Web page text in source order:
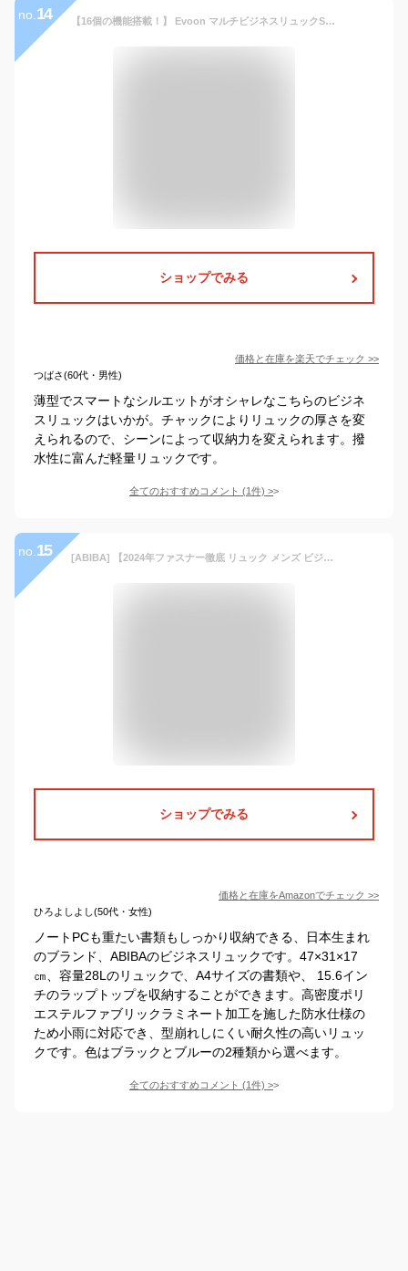
no. 14 【16個の機能搭載！】 Evoon マルチビジネスリュックSlim 薄型 ビジネスリュック 軽量 950g 15L~22L 多収納 多ポケット 多機能 拡張機能付き メンズ 男性 撥水 防汚 防傷 通勤 PC パソコン 15.6インチ YKK
ショップでみる
価格と在庫を楽天でチェック >>
つばさ(60代・男性)
薄型でスマートなシルエットがオシャレなこちらのビジネ
スリュックはいかが。チャックによりリュックの厚さを変
えられるので、シーンによって収納力を変えられます。撥
水性に富んだ軽量リュックです。
全てのおすすめコメント (1件) >
no. 15 [ABIBA] 【2024年ファスナー徹底 リュック メンズ ビジネスリュック リュックサック スクエアリュック 大容量 旅行用リュック PCリュック 通学 通勤 出張 USB充電ポート 黒 型崩れ防止 しない (グレー921)
ショップでみる
価格と在庫をAmazonでチェック >>
ひろよしよし(50代・女性)
ノートPCも重たい書類もしっかり収納できる、日本生まれ
のブランド、ABIBAのビジネスリュックです。47×31×17
㎝、容量28Lのリュックで、A4サイズの書類や、 15.6イン
チのラップトップを収納することができます。高密度ポリ
エステルファブリックラミネート加工を施した防水仕様の
ため小雨に対応でき、型崩れしにくい耐久性の高いリュッ
クです。色はブラックとブルーの2種類から選べます。
全てのおすすめコメント (1件) >